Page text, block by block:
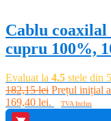
Cablu coaxilal
cupru 100%,
Evaluat la 4.5 stele din 5
182,15lei Prețul inițial
169,40 lei.
TVA Inclus